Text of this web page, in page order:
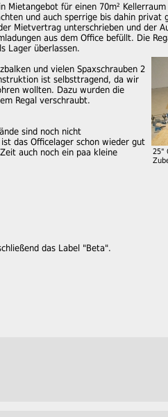
Mietangebot für einen 70m²
und auch sperrige bis dahin privat
Mietvertrag unterschrieben und der
aus dem Office befüllt. Die
Lager überlassen.
25"
und vielen Spaxschrauben 2
ist selbsttragend, da wir
wollten. Dazu wurden die
Regal verschraubt.
sind noch nicht
das Officelager schon wieder gut
auch noch ein paa kleine
das Label "Beta".